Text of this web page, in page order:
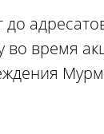
время